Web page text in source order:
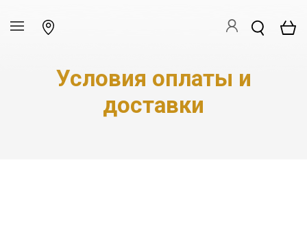
Условия оплаты и
доставки